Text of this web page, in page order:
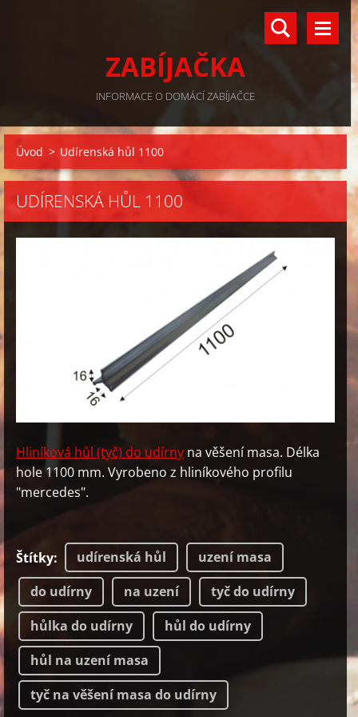
ZABÍJAČKA
INFORMACE O DOMÁCÍ ZABÍJAČCE
Úvod > Udírenská hůl 1100
UDÍRENSKÁ HŮL 1100
Hliníková hůl (tyč) do udírny na věšení masa. Délka
hole 1100 mm. Vyrobeno z hliníkového profilu
"mercedes".
Štítky: udírenská hůl
uzení masa
do udírny
na uzení
tyč do udírny
hůlka do udírny
hůl do udírny
hůl na uzení masa
tyč na věšení masa do udírny